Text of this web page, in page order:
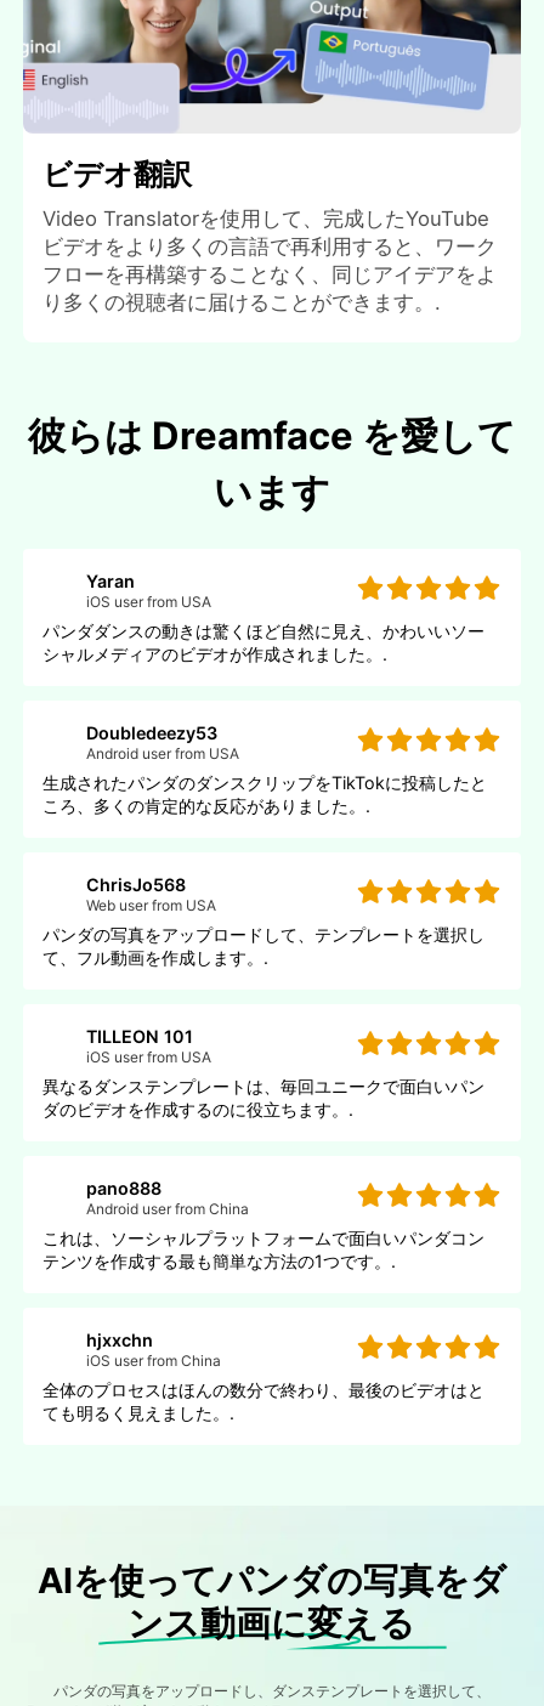
ビデオ翻訳
Video Translatorを使用して、完成したYouTube
ビデオをより多くの言語で再利用すると、ワーク
フローを再構築することなく、同じアイデアをよ
り多くの視聴者に届けることができます。.
彼らは Dreamface を愛して
います
Yaran
iOS user from USA
パンダダンスの動きは驚くほど自然に見え、かわいいソー
シャルメディアのビデオが作成されました。.
Doubledeezy53
Android user from USA
生成されたパンダのダンスクリップをTikTokに投稿したと
ころ、多くの肯定的な反応がありました。.
ChrisJo568
Web user from USA
パンダの写真をアップロードして、テンプレートを選択し
て、フル動画を作成します。.
TILLEON 101
iOS user from USA
異なるダンステンプレートは、毎回ユニークで面白いパン
ダのビデオを作成するのに役立ちます。.
pano888
Android user from China
これは、ソーシャルプラットフォームで面白いパンダコン
テンツを作成する最も簡単な方法の1つです。.
hjxxchn
iOS user from China
全体のプロセスはほんの数分で終わり、最後のビデオはと
ても明るく見えました。.
AIを使ってパンダの写真をダ
ンス動画に変える
パンダの写真をアップロードし、ダンステンプレートを選択して、